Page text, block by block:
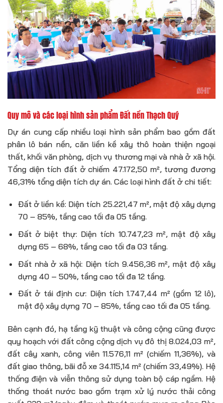
Quy mô và các loại hình sản phẩm Đất nền Thạch Quý
Dự án cung cấp nhiều loại hình sản phẩm bao gồm đất
phân lô bán nền, căn liền kề xây thô hoàn thiện ngoại
thất, khối văn phòng, dịch vụ thương mại và nhà ở xã hội.
Tổng diện tích đất ở chiếm 47.172,50 m², tương đương
46,31% tổng diện tích dự án. Các loại hình đất ở chi tiết:
Đất ở liền kề: Diện tích 25.221,47 m², mật độ xây dựng
70 – 85%, tầng cao tối đa 05 tầng.
Đất ở biệt thự: Diện tích 10.747,23 m², mật độ xây
dựng 65 – 68%, tầng cao tối đa 03 tầng.
Đất nhà ở xã hội: Diện tích 9.456,36 m², mật độ xây
dựng 40 – 50%, tầng cao tối đa 12 tầng.
Đất ở tái định cư: Diện tích 1.747,44 m² (gồm 12 lô),
mật độ xây dựng 70 – 85%, tầng cao tối đa 05 tầng.
Bên cạnh đó, hạ tầng kỹ thuật và công cộng cũng được
quy hoạch với đất công cộng dịch vụ đô thị 8.024,03 m²,
đất cây xanh, công viên 11.576,11 m² (chiếm 11,36%), và
đất giao thông, bãi đỗ xe 34.115,14 m² (chiếm 33,49%). Hệ
thống điện và viễn thông sử dụng toàn bộ cáp ngầm. Hệ
thống thoát nước bao gồm trạm xử lý nước thải công